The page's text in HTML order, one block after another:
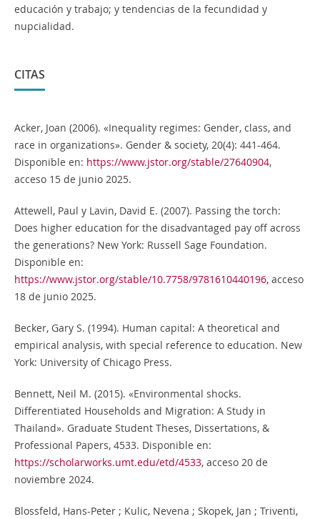
educación y trabajo; y tendencias de la fecundidad y
nupcialidad.
CITAS
Acker, Joan (2006). «Inequality regimes: Gender, class, and
race in organizations». Gender & society, 20(4): 441-464.
Disponible en: https://www.jstor.org/stable/27640904,
acceso 15 de junio 2025.
Attewell, Paul y Lavin, David E. (2007). Passing the torch:
Does higher education for the disadvantaged pay off across
the generations? New York: Russell Sage Foundation.
Disponible en:
https://www.jstor.org/stable/10.7758/9781610440196, acceso
18 de junio 2025.
Becker, Gary S. (1994). Human capital: A theoretical and
empirical analysis, with special reference to education. New
York: University of Chicago Press.
Bennett, Neil M. (2015). «Environmental shocks.
Differentiated Households and Migration: A Study in
Thailand». Graduate Student Theses, Dissertations, &
Professional Papers, 4533. Disponible en:
https://scholarworks.umt.edu/etd/4533, acceso 20 de
noviembre 2024.
Blossfeld, Hans-Peter ; Kulic, Nevena ; Skopek, Jan ; Triventi,